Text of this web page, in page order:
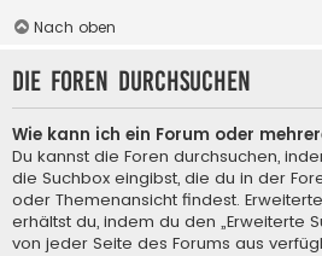
Nach oben
Die Foren durchsuchen
Wie kann ich ein Forum oder
Du kannst die Foren durchsuchen,
die Suchbox eingibst, die du in der
oder Themenansicht findest.
erhältst du, indem du den „Erweiterte
von jeder Seite des Forums aus